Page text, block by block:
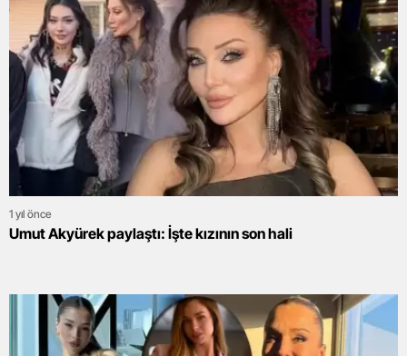
1 yıl önce
Umut Akyürek paylaştı: İşte kızının son hali